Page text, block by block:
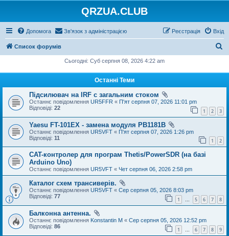
QRZUA.CLUB
Допомога Зв'язок з адміністрацією Вхід
Реєстрація
Список форумів
Сьогодні: Суб серпня 08, 2026 4:22 am
Останні Теми
Підсилювач на IRF с загальним стоком
Останнє повідомлення UR5FFR « П'ят серпня 07, 2026 11:01 pm
Відповіді: 22 1 2 3
Yaesu FT-101EX - замена модуля PB1181B
Останнє повідомлення UR5VFT « П'ят серпня 07, 2026 1:26 pm
Відповіді: 11 1 2
CAT-контролер для програм Thetis/PowerSDR (на базі
Arduino Uno)
Останнє повідомлення UR5VFT « Чет серпня 06, 2026 2:58 pm
Каталог схем трансиверів.
Останнє повідомлення UR5VFT « Сер серпня 05, 2026 8:03 pm
Відповіді: 77 1 … 5 6 7 8
Балконна антенна.
Останнє повідомлення Konstantin M « Сер серпня 05, 2026 12:52 pm
Відповіді: 86 1 … 6 7 8 9